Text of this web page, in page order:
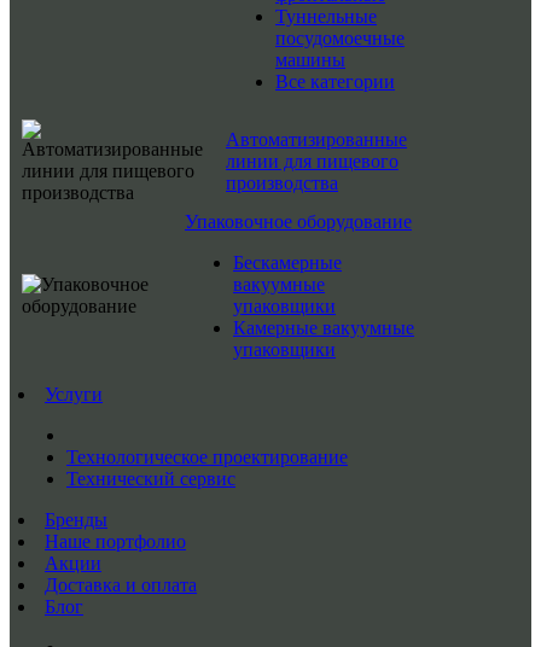
Туннельные
посудомоечные
машины
Все категории
Автоматизированные
линии для пищевого
производства
Упаковочное оборудование
Бескамерные
вакуумные
упаковщики
Камерные вакуумные
упаковщики
Услуги
Технологическое проектирование
Технический сервис
Бренды
Наше портфолио
Акции
Доставка и оплата
Блог